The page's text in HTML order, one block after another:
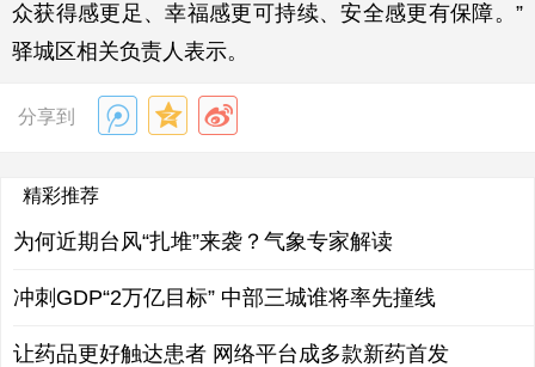
众获得感更足、幸福感更可持续、安全感更有保障。”
驿城区相关负责人表示。
分享到
精彩推荐
为何近期台风“扎堆”来袭？气象专家解读
冲刺GDP“2万亿目标” 中部三城谁将率先撞线
让药品更好触达患者 网络平台成多款新药首发